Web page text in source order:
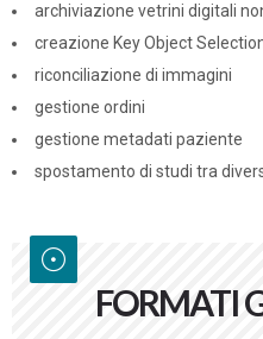
archiviazione vetrini digitali
creazione Key Object
riconciliazione di immagini
gestione ordini
gestione metadati paziente
spostamento di studi tra
FORMATI